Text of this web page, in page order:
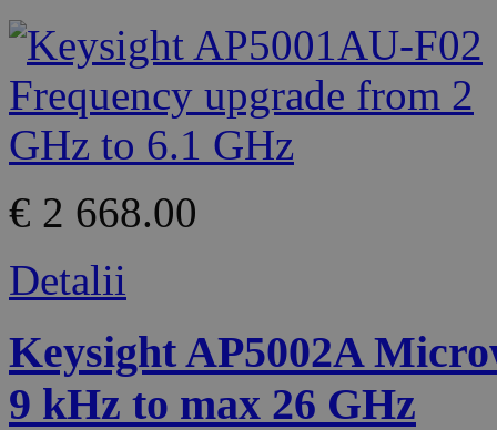
€ 2 668.00
Detalii
Keysight AP5002A
9 kHz to max 26 GHz